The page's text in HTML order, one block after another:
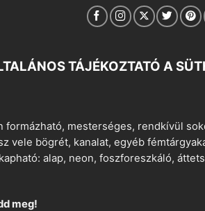
TÁJÉKOZTATÓ A
mesterséges, rendkívül
vele bögrét, kanalat, egyéb
alap, neon, foszforeszkáló,
meg!